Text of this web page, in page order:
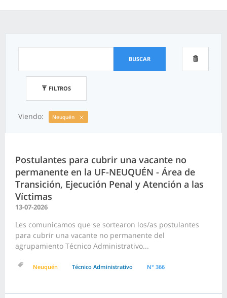
BUSCAR
FILTROS
Viendo: Neuquén
Postulantes para cubrir una vacante no
permanente en la UF-NEUQUÉN - Área de
Transición, Ejecución Penal y Atención a las
Víctimas
13-07-2026
Les comunicamos que se sortearon los/as postulantes
para cubrir una vacante no permanente del
agrupamiento Técnico Administrativo...
Neuquén Técnico Administrativo N° 366